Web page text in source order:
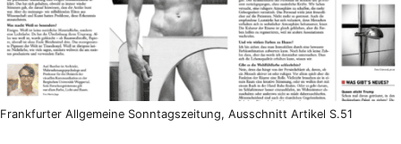
Frankfurter Allgemeine Sonntagszeitung, Ausschnitt Artikel S.51